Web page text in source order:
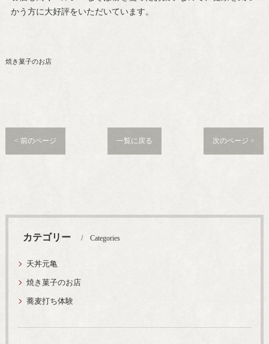
かう方に大好評をいただいています。
焼き菓子のお店
< 前のページ 一覧に戻る 次のページ >
カテゴリー Categories
天丼元亀
焼き菓子のお店
蕎麦打ち体験